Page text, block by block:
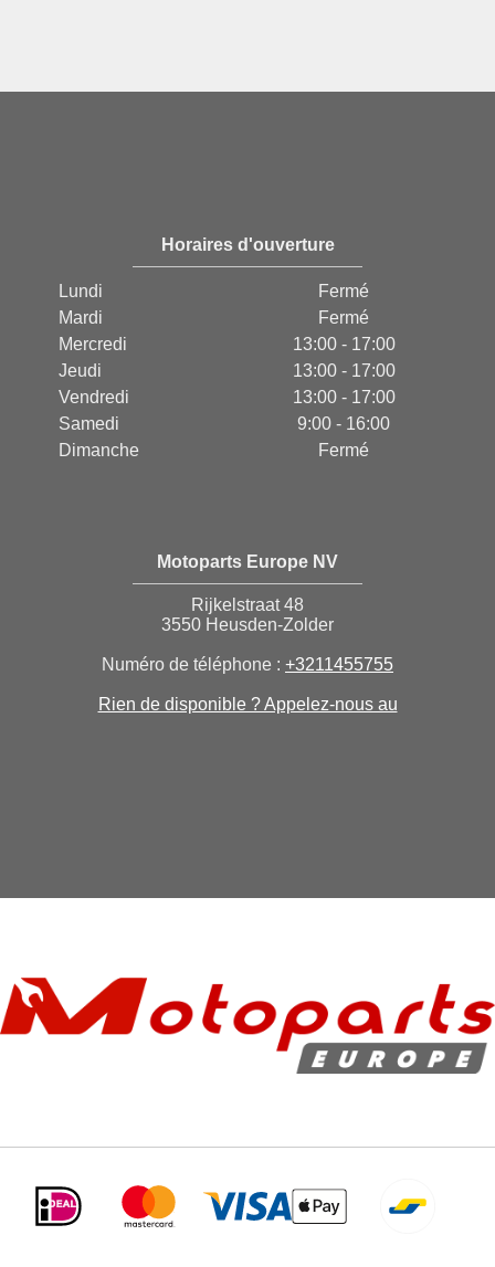
Horaires d'ouverture
Lundi
Fermé
Mardi
Fermé
Mercredi
13:00 - 17:00
Jeudi
13:00 - 17:00
Vendredi
13:00 - 17:00
Samedi
9:00 - 16:00
Dimanche
Fermé
Motoparts Europe NV
Rijkelstraat 48
3550 Heusden-Zolder
Numéro de téléphone : +3211455755
Rien de disponible ? Appelez-nous au